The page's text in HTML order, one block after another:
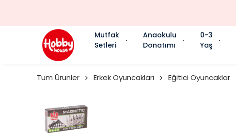
Mutfak
Setleri
Anaokulu
Donatımı
0-3
Yaş
Tüm Ürünler Erkek Oyuncakları Eğitici Oyuncaklar